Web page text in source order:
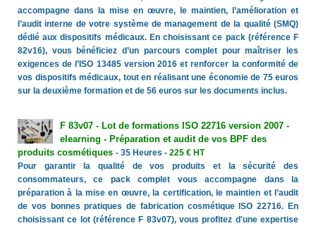
accompagne dans la mise en œuvre, le maintien, l’amélioration et
l’audit interne de votre système de management de la qualité (SMQ)
dédié aux dispositifs médicaux. En choisissant ce pack (référence F
82v16), vous bénéficiez d’un parcours complet pour maîtriser les
exigences de l’ISO 13485 version 2016 et renforcer la conformité de
vos dispositifs médicaux, tout en réalisant une économie de 75 euros
sur la deuxième formation et de 56 euros sur les documents inclus.
F 83v07 - Lot de formations ISO 22716 version 2007 -
elearning - Préparation et audit de vos BPF des
produits cosmétiques - 35 Heures - 225 € HT
Pour garantir la qualité de vos produits et la sécurité des
consommateurs, ce pack complet vous accompagne dans la
préparation à la mise en œuvre, la certification, le maintien et l’audit
de vos bonnes pratiques de fabrication cosmétique ISO 22716. En
choisissant ce lot (référence F 83v07), vous profitez d'une expertise